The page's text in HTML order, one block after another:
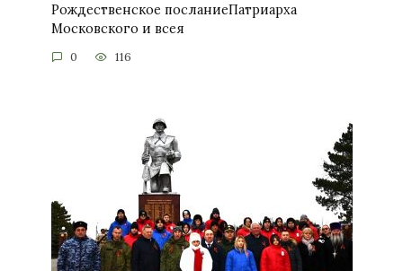
Рождественское посланиеПатриарха
Московского и всея
0 116